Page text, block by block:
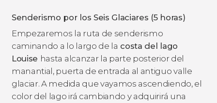
Senderismo por los Seis Glaciares (5 horas)
Empezaremos la ruta de senderismo
caminando a lo largo de la costa del lago
Louise hasta alcanzar la parte posterior del
manantial, puerta de entrada al antiguo valle
glaciar. A medida que vayamos ascendiendo, el
color del lago irá cambiando y adquirirá una